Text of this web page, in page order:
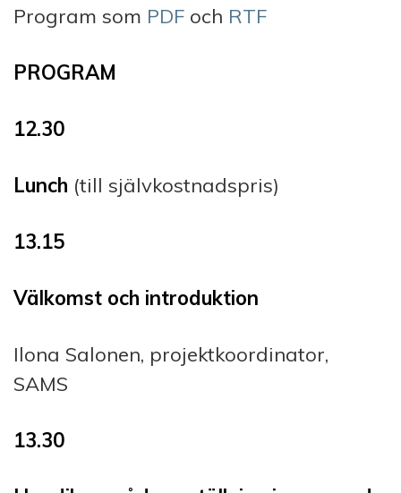
Program som PDF och RTF
PROGRAM
12.30
Lunch (till självkostnadspris)
13.15
Välkomst och introduktion
Ilona Salonen, projektkoordinator,
SAMS
13.30